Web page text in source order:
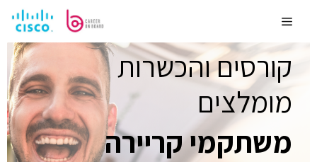
לתוכןMenu
קורסים והכשרות
מומלצים
משתקמי קריירה